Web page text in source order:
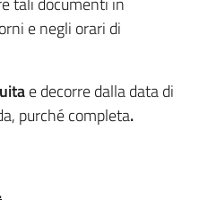
e negli orari di
e decorre dalla data di
purché completa.